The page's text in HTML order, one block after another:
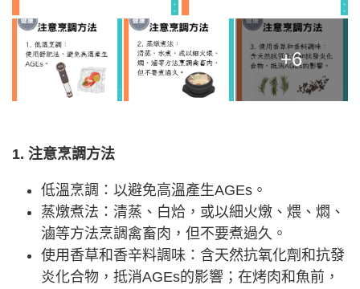
+6
1. 注意烹調方法
低溫烹調：以避免高溫產生AGEs。
蒸燉煮法：清蒸、白烚，或以細火燉、煨、燜、
滷等方法烹調禽畜肉，但不要煮過久。
使用香草和香辛料調味：含天然抗氧化劑和抗發
炎化合物，抵消AGEs的影響；在烤肉和魚前，